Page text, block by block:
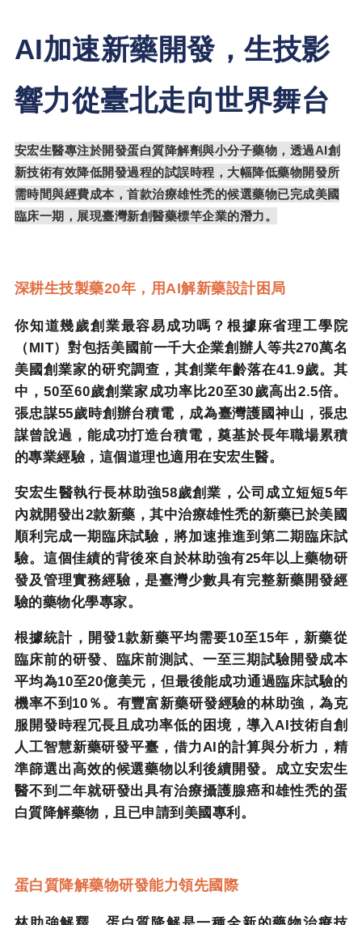
AI加速新藥開發，生技影
響力從臺北走向世界舞台
安宏生醫專注於開發蛋白質降解劑與小分子藥物，透過AI創
新技術有效降低開發過程的試誤時程，大幅降低藥物開發所
需時間與經費成本，首款治療雄性禿的候選藥物已完成美國
臨床一期，展現臺灣新創醫藥標竿企業的潛力。
深耕生技製藥20年，用AI解新藥設計困局
你知道幾歲創業最容易成功嗎？根據麻省理工學院
（MIT）對包括美國前一千大企業創辦人等共270萬名
美國創業家的研究調查，其創業年齡落在41.9歲。其
中，50至60歲創業家成功率比20至30歲高出2.5倍。
張忠謀55歲時創辦台積電，成為臺灣護國神山，張忠
謀曾說過，能成功打造台積電，奠基於長年職場累積
的專業經驗，這個道理也適用在安宏生醫。
安宏生醫執行長林助強58歲創業，公司成立短短5年
內就開發出2款新藥，其中治療雄性禿的新藥已於美國
順利完成一期臨床試驗，將加速推進到第二期臨床試
驗。這個佳績的背後來自於林助強有25年以上藥物研
發及管理實務經驗，是臺灣少數具有完整新藥開發經
驗的藥物化學專家。
根據統計，開發1款新藥平均需要10至15年，新藥從
臨床前的研發、臨床前測試、一至三期試驗開發成本
平均為10至20億美元，但最後能成功通過臨床試驗的
機率不到 10 ％。有豐富新藥研發經驗的林助強，為克
服開發時程冗長且成功率低的困境，導入 AI技術自創
人工智慧新藥研發平臺，借力AI的計算與分析力，精
準篩選出高效的候選藥物以利後續開發。成立安宏生
醫不到二年就研發出具有治療攝護腺癌和雄性禿的蛋
白質降解藥物，且已申請到美國專利。
蛋白質降解藥物研發能力領先國際